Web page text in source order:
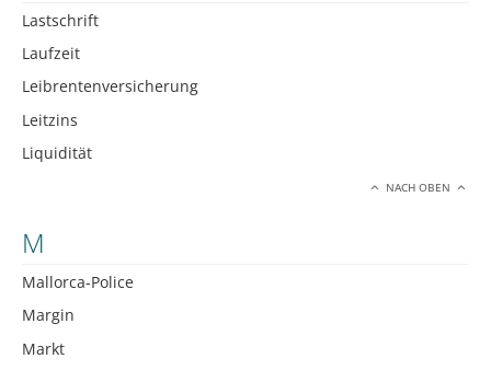
Lastschrift
Laufzeit
Leibrentenversicherung
Leitzins
Liquidität
NACH OBEN
M
Mallorca-Police
Margin
Markt